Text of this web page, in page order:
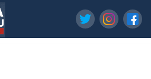
Yoğun Olduğu 10 Nokta